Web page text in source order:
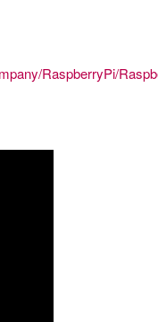
RaspberryPi/